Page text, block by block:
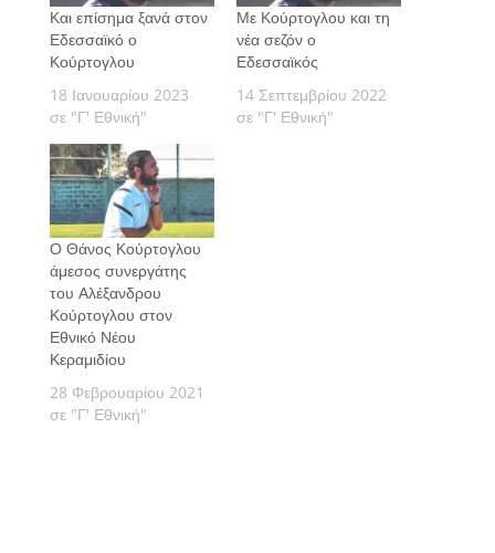
Και επίσημα ξανά στον
Εδεσσαϊκό ο
Κούρτογλου
18 Ιανουαρίου 2023
σε "Γ' Εθνική"
Με Κούρτογλου και τη
νέα σεζόν ο
Εδεσσαϊκός
14 Σεπτεμβρίου 2022
σε "Γ' Εθνική"
Ο Θάνος Κούρτογλου
άμεσος συνεργάτης
του Αλέξανδρου
Κούρτογλου στον
Εθνικό Νέου
Κεραμιδίου
28 Φεβρουαρίου 2021
σε "Γ' Εθνική"